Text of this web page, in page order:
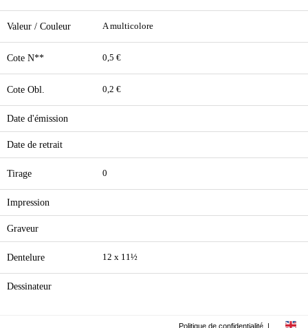
Valeur / Couleur A multicolore
Cote N** 0,5 €
Cote Obl. 0,2 €
Date d'émission
Date de retrait
Tirage 0
Impression
Graveur
Dentelure 12 x 11½
Dessinateur
Politique de confidentialité |